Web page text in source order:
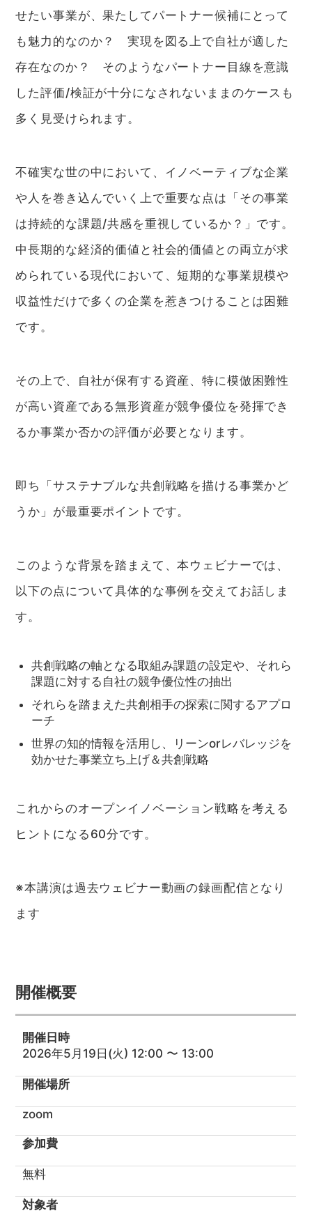
せたい事業が、果たしてパートナー候補にとって
も魅力的なのか？ 実現を図る上で自社が適した
存在なのか？ そのようなパートナー目線を意識
した評価/検証が十分になされないままのケースも
多く見受けられます。
不確実な世の中において、イノベーティブな企業
や人を巻き込んでいく上で重要な点は「その事業
は持続的な課題/共感を重視しているか？」です。
中長期的な経済的価値と社会的価値との両立が求
められている現代において、短期的な事業規模や
収益性だけで多くの企業を惹きつけることは困難
です。
その上で、自社が保有する資産、特に模倣困難性
が高い資産である無形資産が競争優位を発揮でき
るか事業か否かの評価が必要となります。
即ち「サステナブルな共創戦略を描ける事業かど
うか」が最重要ポイントです。
このような背景を踏まえて、本ウェビナーでは、
以下の点について具体的な事例を交えてお話しま
す。
共創戦略の軸となる取組み課題の設定や、それら
課題に対する自社の競争優位性の抽出
それらを踏まえた共創相手の探索に関するアプロ
ーチ
世界の知的情報を活用し、リーンorレバレッジを
効かせた事業立ち上げ＆共創戦略
これからのオープンイノベーション戦略を考える
ヒントになる60分です。
※本講演は過去ウェビナー動画の録画配信となり
ます
開催概要
開催日時
2026年5月19日(火) 12:00 〜 13:00
開催場所
zoom
参加費
無料
対象者